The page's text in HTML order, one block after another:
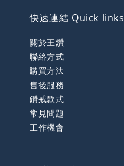
快速連結 Quick links
關於王鑽
聯絡方式
購買方法
售後服務
鑽戒款式
常見問題
工作機會